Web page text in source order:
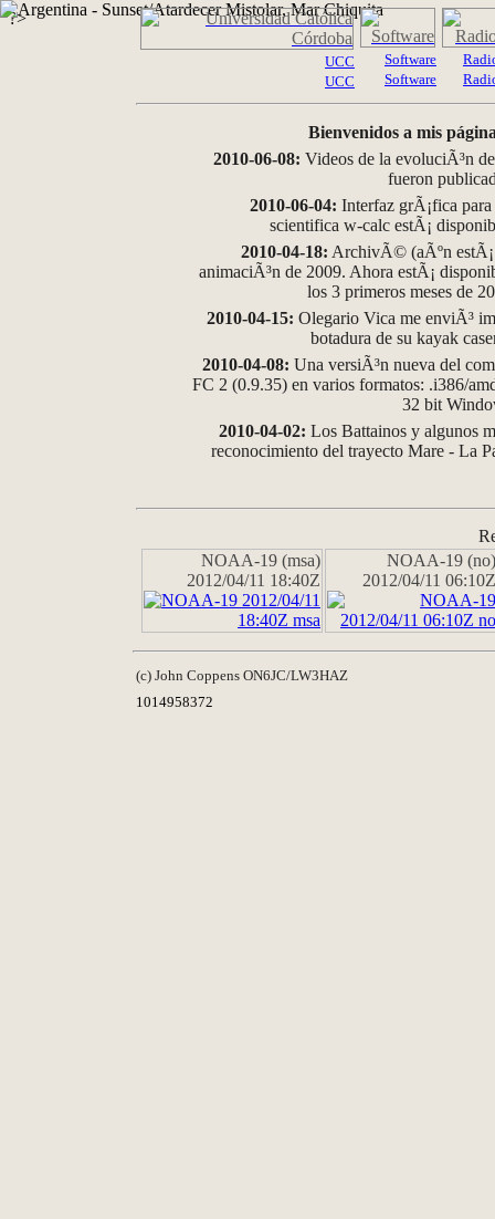
?>
UCC
UCC
Software
Software
Bienvenidos a mis
2010-06-08: Videos de la evoluciÃ³n
fueron
2010-06-04: Interfaz grÃ¡fica
scientifica w-calc estÃ¡
2010-04-18: ArchivÃ© (aÃºn
animaciÃ³n de 2009. Ahora estÃ¡
los 3 primeros meses de
2010-04-15: Olegario Vica me enviÃ³
botadura de su kayak
2010-04-08: Una versiÃ³n nueva del
FC 2 (0.9.35) en varios formatos: .i386/
32 bit
2010-04-02: Los Battainos y algunos
reconocimiento del trayecto Mare - La
NOAA-19 (msa)
2012/04/11 18:40Z
NOAA-19 (no)
2012/04/11 06:10Z
(c) John Coppens ON6JC/LW3HAZ
1014958372